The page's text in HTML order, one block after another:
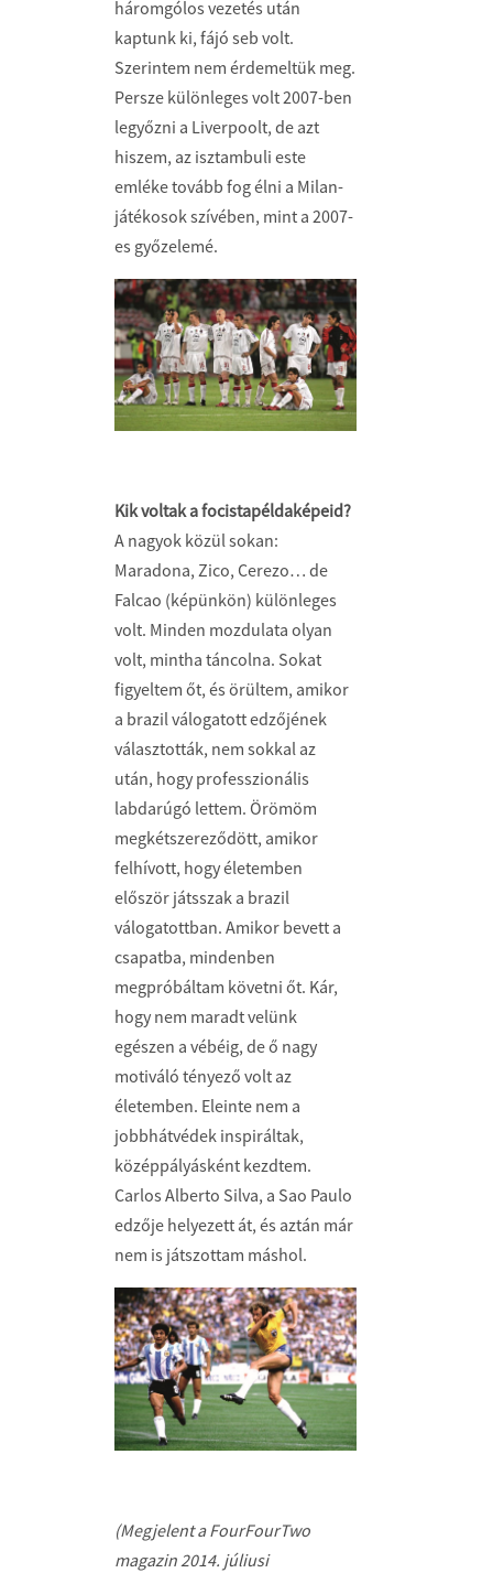
háromgólos vezetés után
kaptunk ki, fájó seb volt.
Szerintem nem érdemeltük meg.
Persze különleges volt 2007-ben
legyőzni a Liverpoolt, de azt
hiszem, az isztambuli este
emléke tovább fog élni a Milan-
játékosok szívében, mint a 2007-
es győzelemé.
Kik voltak a focistapéldaképeid?
A nagyok közül sokan:
Maradona, Zico, Cerezo… de
Falcao (képünkön) különleges
volt. Minden mozdulata olyan
volt, mintha táncolna. Sokat
figyeltem őt, és örültem, amikor
a brazil válogatott edzőjének
választották, nem sokkal az
után, hogy professzionális
labdarúgó lettem. Örömöm
megkétszereződött, amikor
felhívott, hogy életemben
először játsszak a brazil
válogatottban. Amikor bevett a
csapatba, mindenben
megpróbáltam követni őt. Kár,
hogy nem maradt velünk
egészen a vébéig, de ő nagy
motiváló tényező volt az
életemben. Eleinte nem a
jobbhátvédek inspiráltak,
középpályásként kezdtem.
Carlos Alberto Silva, a Sao Paulo
edzője helyezett át, és aztán már
nem is játszottam máshol.
(Megjelent a FourFourTwo
magazin 2014. júliusi